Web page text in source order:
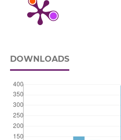
DOWNLOADS